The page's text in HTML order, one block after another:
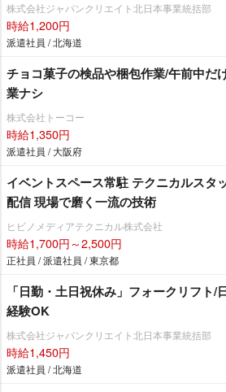
株式会社ジャパンクリエイト北日本事業統括部
時給1,200円
派遣社員 / 北海道
チョコ菓子の検品や梱包作業/午前中だ
業ナシ
株式会社トーコー
時給1,350円
派遣社員 / 大阪府
イベントスペース常駐 テクニカルスタ
配信 現場で磨く一流の技術
ヒビノメディアテクニカル株式会社
時給1,700円～2,500円
正社員 / 派遣社員 / 東京都
「日勤・土日祝休み」フォークリフト
経験OK
株式会社ジャパンクリエイト北日本事業統括部
時給1,450円
派遣社員 / 北海道